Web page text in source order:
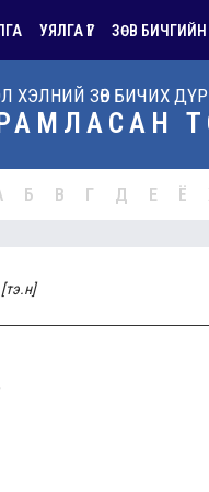
УЯЛГА ҮГ ЗӨВ БИЧГИЙН
ХЭЛНИЙ ЗӨВ БИЧИХ
Б В Г Д Е Ё
[тэ.н]